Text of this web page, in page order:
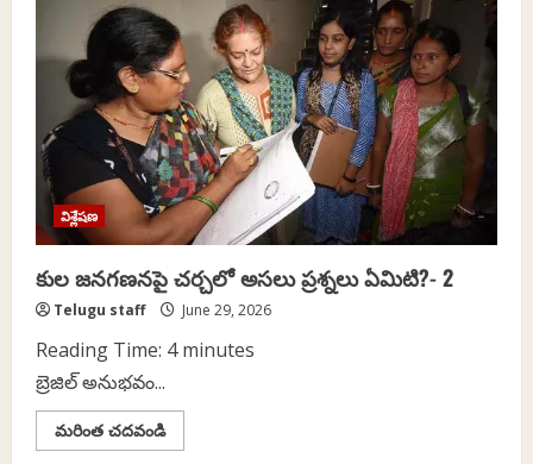
విశ్లేషణ
కుల జనగణనపై చర్చలో అసలు ప్రశ్నలు ఏమిటి?- 2
Telugu staff June 29, 2026
Reading Time: 4 minutes
బ్రెజిల్ అనుభవం...
మరింత చదవండిRead
more